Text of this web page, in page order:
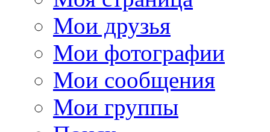
Мои друзья
Мои фотографии
Мои сообщения
Мои группы